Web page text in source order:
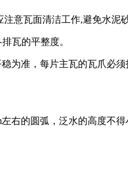
意瓦面清洁工作,避免水泥
瓦的平整度。
为准，每片主瓦的瓦爪必
右的圆弧，泛水的高度不得